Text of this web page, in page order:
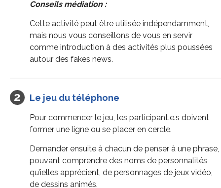
Conseils médiation :
Cette activité peut être utilisée indépendamment,
mais nous vous conseillons de vous en servir
comme introduction à des activités plus poussées
autour des fakes news.
Le jeu du téléphone
Pour commencer le jeu, les participant.e.s doivent
former une ligne ou se placer en cercle.
Demander ensuite à chacun de penser à une phrase,
pouvant comprendre des noms de personnalités
qu’ielles apprécient, de personnages de jeux vidéo,
de dessins animés.